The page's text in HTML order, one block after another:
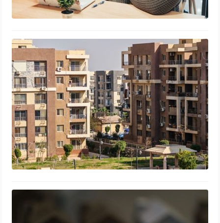
Combien peut rapporter un
appartement en location ? Les clés
du succès
10 juillet 2026
prix d’une maison : astuces et